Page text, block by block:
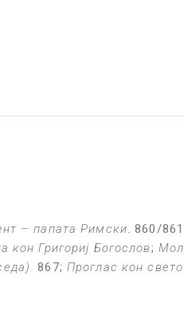
– папата Римски . 860/
кон Григориј Богослов;
867; Проглас кон